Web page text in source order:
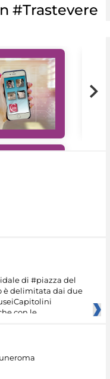
#Trastevere
di #piazza del
è delimitata dai due
con le